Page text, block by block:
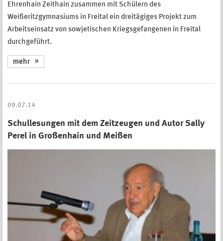
Ehrenhain Zeithain zusammen mit Schülern des
Weißeritzgymnasiums in Freital ein dreitägiges Projekt zum
Arbeitseinsatz von sowjetischen Kriegsgefangenen in Freital
durchgeführt.
mehr
09.07.14
Schullesungen mit dem Zeitzeugen und Autor Sally
Perel in Großenhain und Meißen